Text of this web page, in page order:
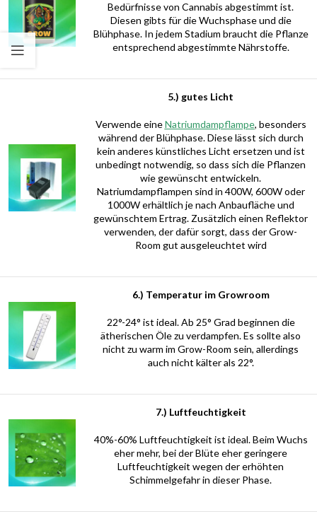
Bedürfnisse von Cannabis abgestimmt ist.
Diesen gibts für die Wuchsphase und die
Blühphase. In jedem Stadium braucht die Pflanze
entsprechend abgestimmte Nährstoffe.
5.) gutes Licht
Verwende eineNatriumdampflampe, besonders
während der Blühphase. Diese lässt sich durch
kein anderes künstliches Licht ersetzen und ist
unbedingt notwendig, so dass sich die Pflanzen
wie gewünscht entwickeln.
Natriumdampflampen sind in 400W, 600W oder
1000W erhältlich je nach Anbaufläche und
gewünschtem Ertrag. Zusätzlich einen Reflektor
verwenden, der dafür sorgt, dass der Grow-
Room gut ausgeleuchtet wird
6.) Temperatur im Growroom
22°-24° ist ideal. Ab 25° Grad beginnen die
ätherischen Öle zu verdampfen. Es sollte also
nicht zu warm im Grow-Room sein, allerdings
auch nicht kälter als 22°.
7.) Luftfeuchtigkeit
40%-60% Luftfeuchtigkeit ist ideal. Beim Wuchs
eher mehr, bei der Blüte eher geringere
Luftfeuchtigkeit wegen der erhöhten
Schimmelgefahr in dieser Phase.